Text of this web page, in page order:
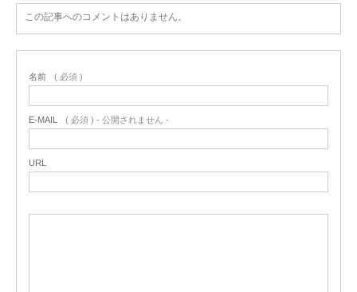
この記事へのコメントはありません。
名前 ( 必須 )
E-MAIL ( 必須 ) - 公開されません -
URL